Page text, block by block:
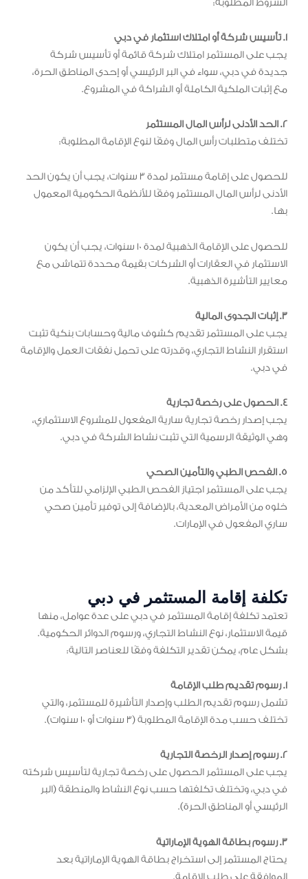
الشروط المطلوبة:
1. تأسيس شركة أو امتلاك استثمار في دبي
يجب على المستثمر امتلاك شركة قائمة أو تأسيس شركة
جديدة في دبي، سواء في البر الرئيسي أو إحدى المناطق الحرة،
مع إثبات الملكية الكاملة أو الشراكة في المشروع.
2. الحد الأدنى لرأس المال المستثمر
تختلف متطلبات رأس المال وفقًا لنوع الإقامة المطلوبة:
للحصول على إقامة مستثمر لمدة 3 سنوات، يجب أن يكون الحد
الأدنى لرأس المال المستثمر وفقًا للأنظمة الحكومية المعمول
بها.
للحصول على الإقامة الذهبية لمدة 10 سنوات، يجب أن يكون
الاستثمار في العقارات أو الشركات بقيمة محددة تتماشى مع
معايير التأشيرة الذهبية.
3. إثبات الجدوى المالية
يجب على المستثمر تقديم كشوف مالية وحسابات بنكية تثبت
استقرار النشاط التجاري، وقدرته على تحمل نفقات العمل والإقامة
في دبي.
4. الحصول على رخصة تجارية
يجب إصدار رخصة تجارية سارية المفعول للمشروع الاستثماري،
وهي الوثيقة الرسمية التي تثبت نشاط الشركة في دبي.
5. الفحص الطبي والتأمين الصحي
يجب على المستثمر اجتياز الفحص الطبي الإلزامي للتأكد من
خلوه من الأمراض المعدية، بالإضافة إلى توفير تأمين صحي
ساري المفعول في الإمارات.
تكلفة إقامة المستثمر في دبي
تعتمد تكلفة إقامة المستثمر في دبي على عدة عوامل، منها
قيمة الاستثمار، نوع النشاط التجاري، ورسوم الدوائر الحكومية.
بشكل عام، يمكن تقدير التكلفة وفقًا للعناصر التالية:
1. رسوم تقديم طلب الإقامة
تشمل رسوم تقديم الطلب وإصدار التأشيرة للمستثمر، والتي
تختلف حسب مدة الإقامة المطلوبة (3 سنوات أو 10 سنوات).
2. رسوم إصدار الرخصة التجارية
يجب على المستثمر الحصول على رخصة تجارية لتأسيس شركته
في دبي، وتختلف تكلفتها حسب نوع النشاط والمنطقة (البر
الرئيسي أو المناطق الحرة).
3. رسوم بطاقة الهوية الإماراتية
يحتاج المستثمر إلى استخراج بطاقة الهوية الإماراتية بعد
الموافقة على طلب الإقامة.